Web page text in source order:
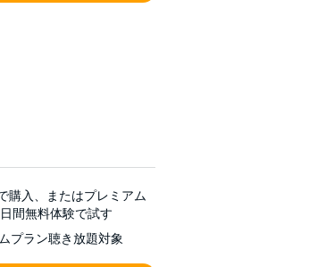
購入、またはプレミアム
間無料体験で試す
プラン聴き放題対象